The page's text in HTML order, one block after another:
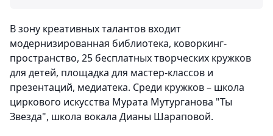
В зону креативных талантов входит
модернизированная библиотека, коворкинг-
пространство, 25 бесплатных творческих кружков
для детей, площадка для мастер-классов и
презентаций, медиатека. Среди кружков – школа
циркового искусства Мурата Мутурганова "Ты
Звезда", школа вокала Дианы Шараповой.